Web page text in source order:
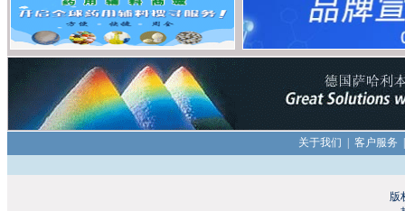
关于我们 客户服务
版